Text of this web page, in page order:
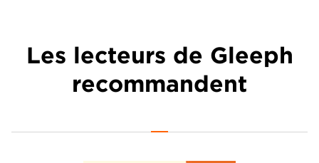
Les lecteurs de Gleeph
recommandent